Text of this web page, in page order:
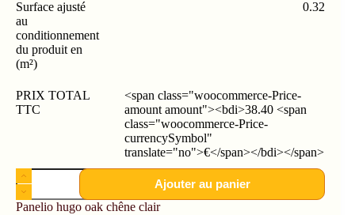
Surface ajusté
au
conditionnement
du produit en
(m²)
0.32
PRIX TOTAL
TTC
<span class="woocommerce-Price-
amount amount"><bdi>38.40 <span
class="woocommerce-Price-
currencySymbol"
translate="no">€</span></bdi></span>
Ajouter au panier
Panelio hugo oak chêne clair